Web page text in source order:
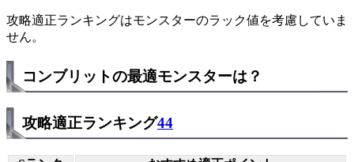
攻略適正ランキングはモンスターのラック値を考慮していま
せん。
コンブリットの最適モンスターは？
攻略適正ランキング44